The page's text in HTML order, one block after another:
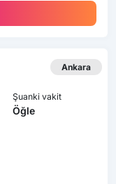
Ankara
Şuanki vakit
Öğle